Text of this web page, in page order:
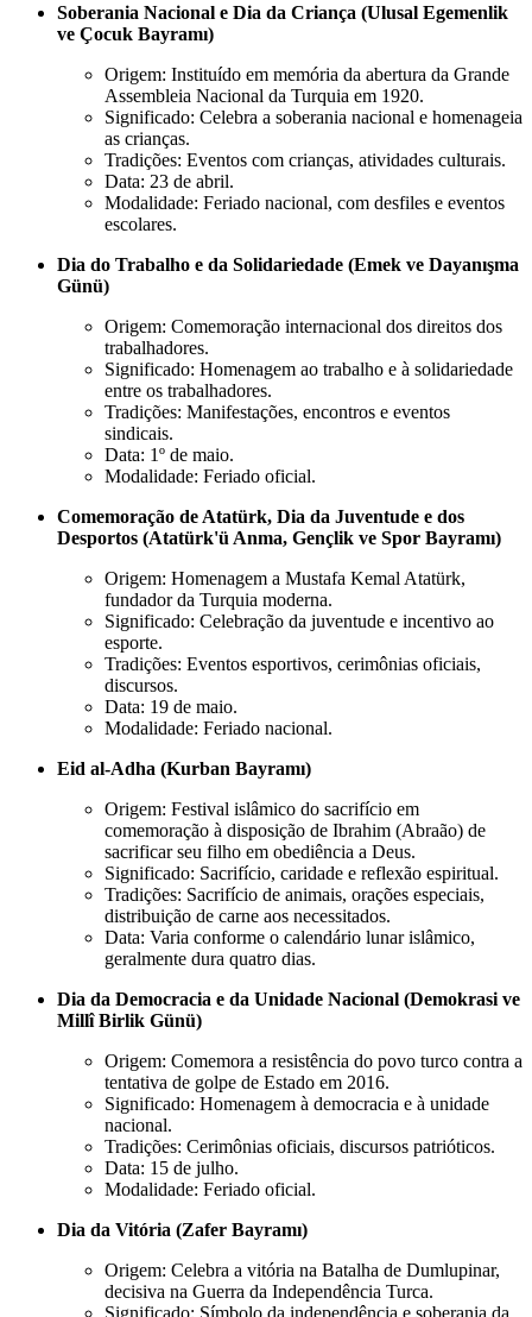
Soberania Nacional e Dia da Criança (Ulusal Egemenlik
ve Çocuk Bayramı)
Origem: Instituído em memória da abertura da Grande
Assembleia Nacional da Turquia em 1920.
Significado: Celebra a soberania nacional e homenageia
as crianças.
Tradições: Eventos com crianças, atividades culturais.
Data: 23 de abril.
Modalidade: Feriado nacional, com desfiles e eventos
escolares.
Dia do Trabalho e da Solidariedade (Emek ve Dayanışma
Günü)
Origem: Comemoração internacional dos direitos dos
trabalhadores.
Significado: Homenagem ao trabalho e à solidariedade
entre os trabalhadores.
Tradições: Manifestações, encontros e eventos
sindicais.
Data: 1º de maio.
Modalidade: Feriado oficial.
Comemoração de Atatürk, Dia da Juventude e dos
Desportos (Atatürk'ü Anma, Gençlik ve Spor Bayramı)
Origem: Homenagem a Mustafa Kemal Atatürk,
fundador da Turquia moderna.
Significado: Celebração da juventude e incentivo ao
esporte.
Tradições: Eventos esportivos, cerimônias oficiais,
discursos.
Data: 19 de maio.
Modalidade: Feriado nacional.
Eid al-Adha (Kurban Bayramı)
Origem: Festival islâmico do sacrifício em
comemoração à disposição de Ibrahim (Abraão) de
sacrificar seu filho em obediência a Deus.
Significado: Sacrifício, caridade e reflexão espiritual.
Tradições: Sacrifício de animais, orações especiais,
distribuição de carne aos necessitados.
Data: Varia conforme o calendário lunar islâmico,
geralmente dura quatro dias.
Dia da Democracia e da Unidade Nacional (Demokrasi ve
Millî Birlik Günü)
Origem: Comemora a resistência do povo turco contra a
tentativa de golpe de Estado em 2016.
Significado: Homenagem à democracia e à unidade
nacional.
Tradições: Cerimônias oficiais, discursos patrióticos.
Data: 15 de julho.
Modalidade: Feriado oficial.
Dia da Vitória (Zafer Bayramı)
Origem: Celebra a vitória na Batalha de Dumlupinar,
decisiva na Guerra da Independência Turca.
Significado: Símbolo da independência e soberania da